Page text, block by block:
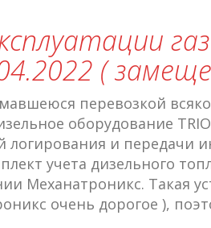
(
перевозкой
оборудование
логирования и передачи
учета дизельного
Механатроникс. Такая
очень дорогое ),